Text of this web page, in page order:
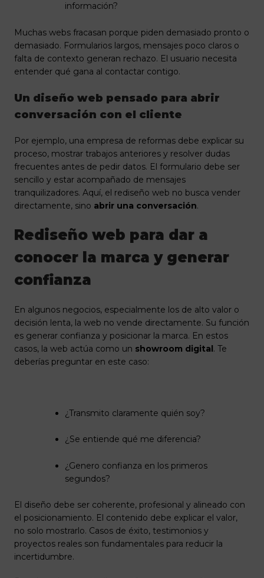
información?
Muchas webs fracasan porque piden demasiado pronto o
demasiado. Formularios largos, mensajes poco claros o
falta de contexto generan rechazo. El usuario necesita
entender qué gana al contactar contigo.
Un diseño web pensado para abrir
conversación con el cliente
Por ejemplo, una empresa de reformas debe explicar su
proceso, mostrar trabajos anteriores y resolver dudas
frecuentes antes de pedir datos. El formulario debe ser
sencillo y estar acompañado de mensajes
tranquilizadores. Aquí, el rediseño web no busca vender
directamente, sino abrir una conversación.
Rediseño web para dar a
conocer la marca y generar
confianza
En algunos negocios, especialmente los de alto valor o
decisión lenta, la web no vende directamente. Su función
es generar confianza y posicionar la marca. En estos
casos, la web actúa como un showroom digital. Te
deberías preguntar en este caso:
¿Transmito claramente quién soy?
¿Se entiende qué me diferencia?
¿Genero confianza en los primeros
segundos?
El diseño debe ser coherente, profesional y alineado con
el posicionamiento. El contenido debe explicar el valor,
no solo mostrarlo. Casos de éxito, testimonios y
proyectos reales son fundamentales para reducir la
incertidumbre.